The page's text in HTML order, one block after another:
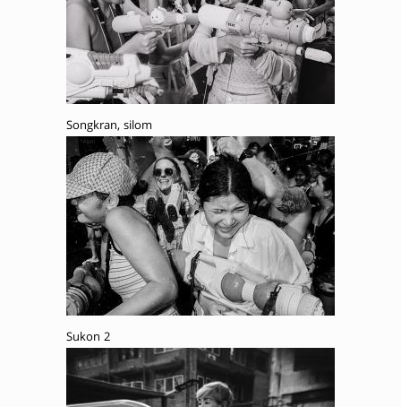
Songkran, silom
Sukon 2